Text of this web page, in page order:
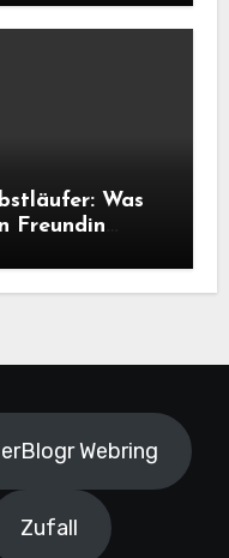
Was
Freundin
Webring
Zufall